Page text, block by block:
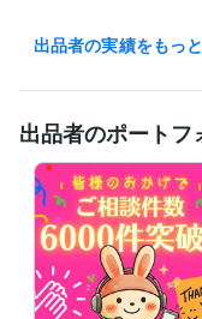
✅ よくご相談いただくお
◆片思いの悩み
◆夫婦関係・DV・モラハ
◆セックスレスの悩み
◆毒親・子供、家庭の悩み
◆職場の人間関係の悩み
◆友達関係の悩み
◆ＨＳＰ（繊細さん）の
◆仕事・転職・キャリア
◆お金の悩み
◆生き方・人生の悩み等
出品者の実績をもっ
出品者のポートフ